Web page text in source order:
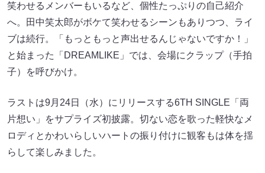
笑わせるメンバーもいるなど、個性たっぷりの自己紹介
へ。田中笑太郎がボケて笑わせるシーンもありつつ、ライ
ブは続行。「もっともっと声出せるんじゃないですか！」
と始まった「DREAMLIKE」では、会場にクラップ（手拍
子）を呼びかけ。
ラストは9月24日（水）にリリースする6TH SINGLE「両
片想い」をサプライズ初披露。切ない恋を歌った軽快なメ
ロディとかわいらしいハートの振り付けに観客もは体を揺
らして楽しみました。